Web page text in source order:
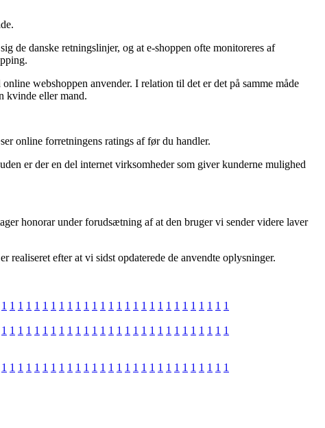
de danske retningslinjer, og at e-shoppen ofte monitoreres af
webshoppen anvender. I relation til det er det på samme måde
kvinde eller mand.
online forretningens ratings af før du handler.
er der en del internet virksomheder som giver kunderne mulighed
honorar under forudsætning af at den bruger vi sender videre laver
efter at vi sidst opdaterede de anvendte oplysninger.
1 1 1 1 1 1 1 1 1 1 1 1 1 1 1 1 1 1 1 1 1 1 1 1 1 1 1 1
1 1 1 1 1 1 1 1 1 1 1 1 1 1 1 1 1 1 1 1 1 1 1 1 1 1 1 1
1 1 1 1 1 1 1 1 1 1 1 1 1 1 1 1 1 1 1 1 1 1 1 1 1 1 1 1